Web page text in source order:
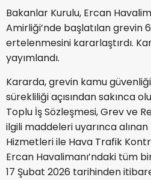
Bakanlar Kurulu, Ercan
Amirliği’nde başlatılan grevin
ertelenmesini kararlaştırdı.
yayımlandı.
Kararda, grevin kamu
sürekliliği açısından sakınca
Toplu İş Sözleşmesi, Grev ve
ilgili maddeleri uyarınca alınan
Hizmetleri ile Hava Trafik
Ercan Havalimanı’ndaki tüm
17 Şubat 2026 tarihinden